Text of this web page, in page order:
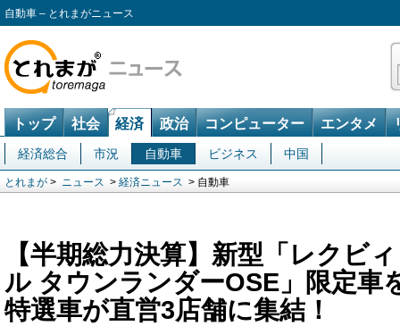
自動車 – とれまがニュース
トップ 社会 経済 政治 コンピューター エンタメ
経済総合 市況 自動車 ビジネス 中国
とれまが > ニュース > 経済ニュース > 自動車
【半期総力決算】新型「レクビ
ル タウンランダーOSE」限定車
特選車が直営3店舗に集結！